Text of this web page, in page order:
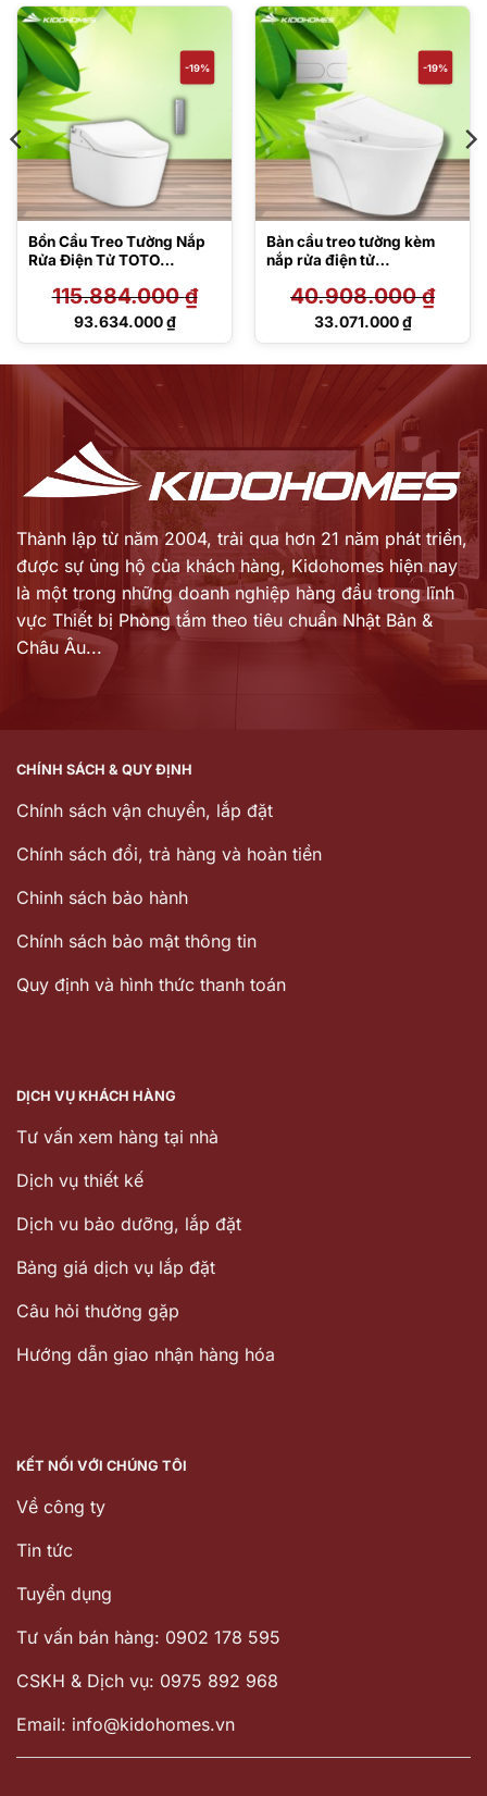
-19%
Bồn Cầu Treo Tường Nắp
Rửa Điện Tử TOTO
02C2Z/WH172AAT/MB175
115.884.000₫
Giá
93.634.000₫
Giá
-19%
Bàn cầu treo tường kèm
nắp rửa điện tử
0AAA#NW1/WH172AT
/TCA465/MB175M#SS
40.908.000₫
Giá
40.908.000 ₫.
33.071.000₫
Giá
33.071.000 ₫.
Thành lập từ năm 2004, trải qua hơn 21 năm phát triển,
được sự ủng hộ của khách hàng, Kidohomes hiện nay
là một trong những doanh nghiệp hàng đầu trong lĩnh
vực Thiết bị Phòng tắm theo tiêu chuẩn Nhật Bản &
Châu Âu...
CHÍNH SÁCH & QUY ĐỊNH
Chính sách vận chuyển, lắp đặt
Chính sách đổi, trả hàng và hoàn tiền
Chinh sách bảo hành
Chính sách bảo mật thông tin
Quy định và hình thức thanh toán
DỊCH VỤ KHÁCH HÀNG
Tư vấn xem hàng tại nhà
Dịch vụ thiết kế
Dịch vu bảo dưỡng, lắp đặt
Bảng giá dịch vụ lắp đặt
Câu hỏi thường gặp
Hướng dẫn giao nhận hàng hóa
KẾT NỐI VỚI CHÚNG TÔI
Về công ty
Tin tức
Tuyển dụng
Tư vấn bán hàng: 0902 178 595
CSKH & Dịch vụ: 0975 892 968
Email: info@kidohomes.vn